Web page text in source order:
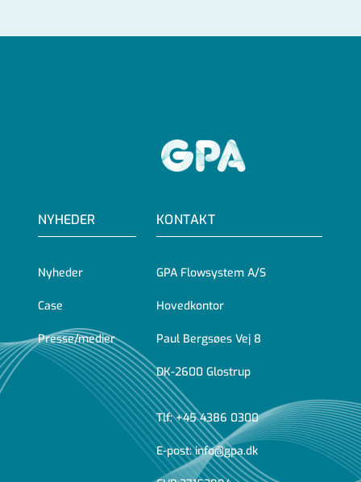
NYHEDER
Nyheder
Case
Presse/medier
KONTAKT
GPA Flowsystem A/S
Hovedkontor
Paul Bergsøes Vej 8
DK-2600 Glostrup
Tlf:+45 4386 0300
E-post:info@gpa.dk